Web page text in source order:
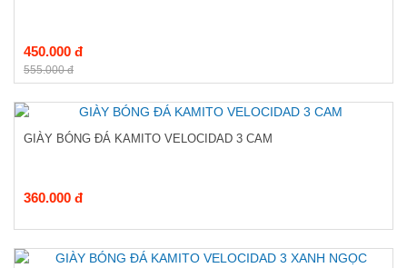
450.000 đ
555.000 đ
GIÀY BÓNG ĐÁ KAMITO VELOCIDAD 3 CAM
360.000 đ